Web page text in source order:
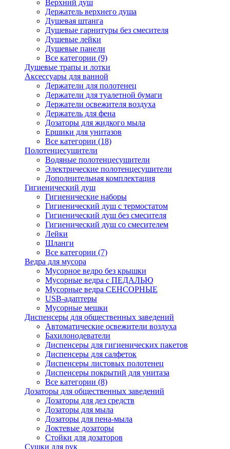
Верхний душ
Держатель верхнего душа
Душевая штанга
Душевые гарнитуры без смесителя
Душевые лейки
Душевые панели
Все категории (9)
Душевые трапы и лотки
Аксессуары для ванной
Держатели для полотенец
Держатели для туалетной бумаги
Держатели освежителя воздуха
Держатель для фена
Дозаторы для жидкого мыла
Ершики для унитазов
Все категории (18)
Полотенцесушители
Водяные полотенцесушители
Электрические полотенцесушители
Дополнительная комплектация
Гигиенический душ
Гигиенические наборы
Гигиенический душ с термостатом
Гигиенический душ без смесителя
Гигиенический душ со смесителем
Лейки
Шланги
Все категории (7)
Ведра для мусора
Мусорное ведро без крышки
Мусорные ведра с ПЕДАЛЬЮ
Мусорные ведра СЕНСОРНЫЕ
USB-адаптеры
Мусорные мешки
Диспенсеры для общественных заведений
Автоматические освежители воздуха
Бахилонодеватели
Диспенсеры для гигиенических пакетов
Диспенсеры для салфеток
Диспенсеры листовых полотенец
Диспенсеры покрытий для унитаза
Все категории (8)
Дозаторы для общественных заведений
Дозаторы для дез средств
Дозаторы для мыла
Дозаторы для пена-мыла
Локтевые дозаторы
Стойки для дозаторов
Сушки для рук